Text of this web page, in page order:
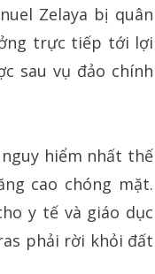
Zelaya bị quân
trực tiếp tới lợi
sau vụ đảo chính
hiểm nhất thế
cao chóng mặt.
y tế và giáo dục
phải rời khỏi đất